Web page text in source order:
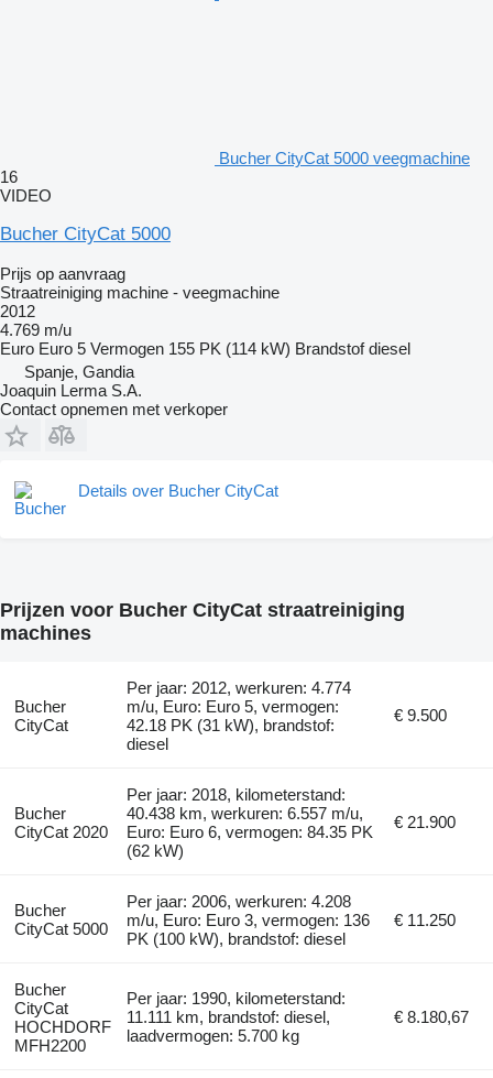
Bucher CityCat 5000 veegmachine
16
VIDEO
Bucher CityCat 5000
Prijs op aanvraag
Straatreiniging machine - veegmachine
2012
4.769 m/u
Euro Euro 5 Vermogen 155 PK (114 kW) Brandstof diesel
Spanje, Gandia
Joaquin Lerma S.A.
Contact opnemen met verkoper
Details over Bucher CityCat
Prijzen voor Bucher CityCat straatreiniging
machines
Bucher
CityCat
Per jaar: 2012, werkuren: 4.774
m/u, Euro: Euro 5, vermogen:
42.18 PK (31 kW), brandstof:
diesel
€ 9.500
Bucher
CityCat 2020
Per jaar: 2018, kilometerstand:
40.438 km, werkuren: 6.557 m/u,
Euro: Euro 6, vermogen: 84.35 PK
(62 kW)
€ 21.900
Bucher
CityCat 5000
Per jaar: 2006, werkuren: 4.208
m/u, Euro: Euro 3, vermogen: 136
PK (100 kW), brandstof: diesel
€ 11.250
Bucher
CityCat
HOCHDORF
MFH2200
Per jaar: 1990, kilometerstand:
11.111 km, brandstof: diesel,
laadvermogen: 5.700 kg
€ 8.180,67